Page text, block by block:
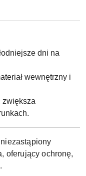
dni na
wewnętrzny i
zwiększa
oferujący ochronę,